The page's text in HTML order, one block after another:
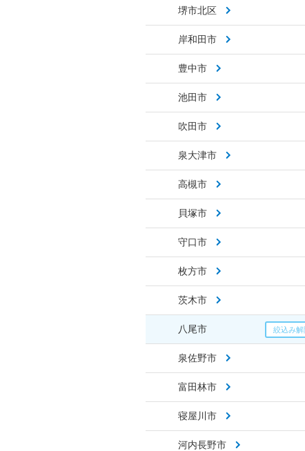
堺市北区
岸和田市
豊中市
池田市
吹田市
泉大津市
高槻市
貝塚市
守口市
枚方市
茨木市
八尾市
泉佐野市
富田林市
寝屋川市
河内長野市